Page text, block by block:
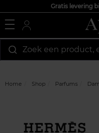
Gratis levering
Zoek een product,
Home Shop Parfums